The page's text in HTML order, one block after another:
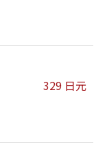
329 日元